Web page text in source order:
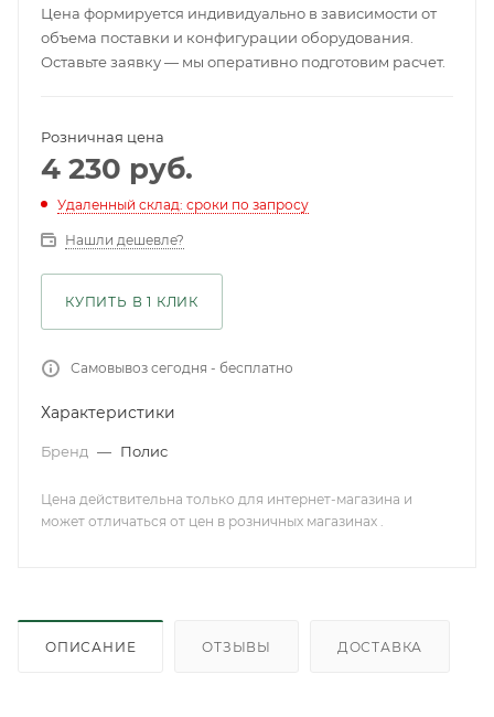
Цена формируется индивидуально в зависимости от
объема поставки и конфигурации оборудования.
Оставьте заявку — мы оперативно подготовим расчет.
Розничная цена
4 230 руб.
Удаленный склад: сроки по запросу
Нашли дешевле?
КУПИТЬ В 1 КЛИК
Самовывоз сегодня - бесплатно
Характеристики
Бренд — Полис
Цена действительна только для интернет-магазина и
может отличаться от цен в розничных магазинах .
ОПИСАНИЕ ОТЗЫВЫ ДОСТАВКА